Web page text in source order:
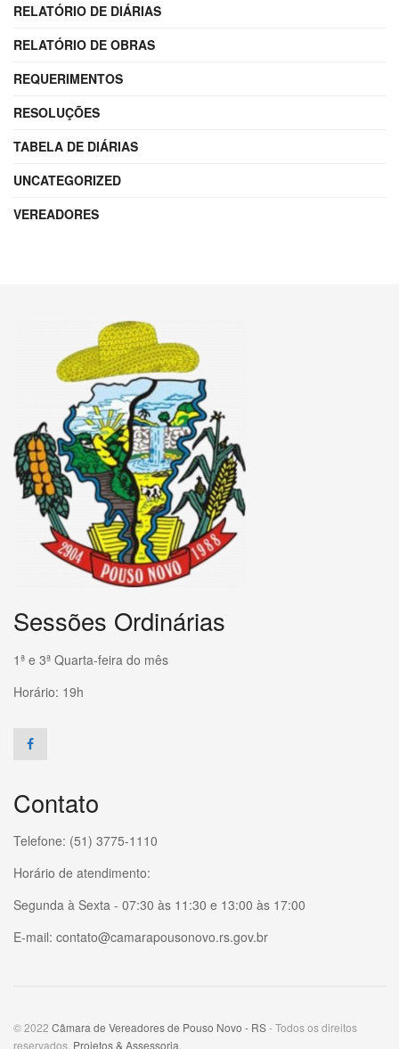
RELATÓRIO DE DIÁRIAS
RELATÓRIO DE OBRAS
REQUERIMENTOS
RESOLUÇÕES
TABELA DE DIÁRIAS
UNCATEGORIZED
VEREADORES
Sessões Ordinárias
1ª e 3ª Quarta-feira do mês
Horário: 19h
Contato
Telefone: (51) 3775-1110
Horário de atendimento:
Segunda à Sexta - 07:30 às 11:30 e 13:00 às 17:00
E-mail: contato@camarapousonovo.rs.gov.br
© 2022 Câmara de Vereadores de Pouso Novo - RS- Todos os direitos
reservados. Projetos & Assessoria